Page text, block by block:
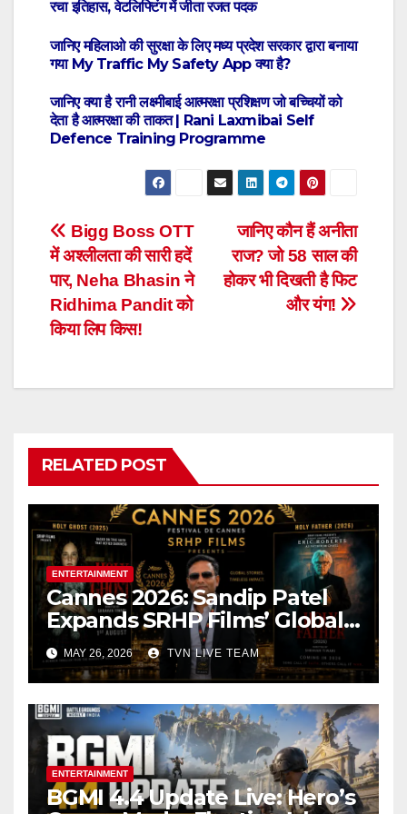
रचा इतिहास, वेटलिफ्टिंग में जीता रजत पदक
जानिए महिलाओ की सुरक्षा के लिए मध्य प्रदेश सरकार द्वारा बनाया
गया My Traffic My Safety App क्या है?
जानिए क्या है रानी लक्ष्मीबाई आत्मरक्षा प्रशिक्षण जो बच्चियों को
देता है आत्मरक्षा की ताकत | Rani Laxmibai Self
Defence Training Programme
Post
navigation
जानिए कौन हैं अनीता
राज? जो 58 साल की
होकर भी दिखती है फिट
और यंग!
Bigg Boss OTT
में अश्लीलता की सारी हदें
पार, Neha Bhasin ने
Ridhima Pandit को
किया लिप किस!
RELATED POST
ENTERTAINMENT
Cannes 2026: Sandip Patel
Expands SRHP Films’ Global
Reach
MAY 26, 2026 TVN LIVE TEAM
ENTERTAINMENT
BGMI 4.4 Update Live: Hero’s